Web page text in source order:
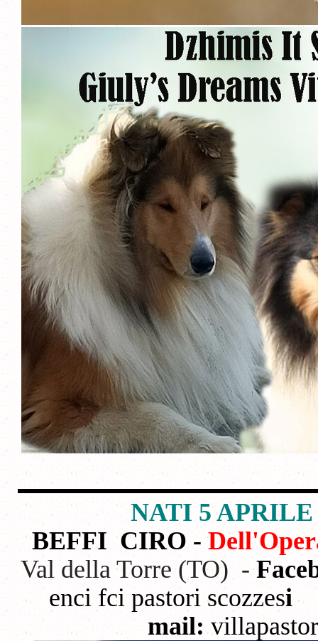
NATI 5 APRILE
BEFFICIRO -
Val della Torre (TO) -
enci fci pastori scozzesi
mail: